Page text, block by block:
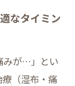
なタイミン
みが…」とい
（湿布・痛